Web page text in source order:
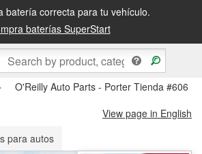
batería correcta para tu vehículo.
baterías SuperStart
al día siguiente o recógela en la tienda
O'Reilly Auto Parts - Porter Tienda #606
View page in English
para autos